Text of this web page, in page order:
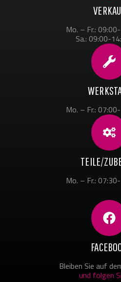
Mo. – Fr.:
Sa.: 09:00-
Mo. – Fr.:
TEILE/
Mo. – Fr.:
Bleiben Sie auf
und folgen